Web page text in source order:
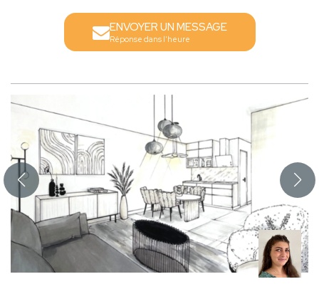
ENVOYER UN MESSAGE
Réponse dans l'heure